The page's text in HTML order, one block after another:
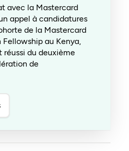
avec la Mastercard
appel à candidatures
de la Mastercard
Fellowship au Kenya,
réussi du deuxième
de